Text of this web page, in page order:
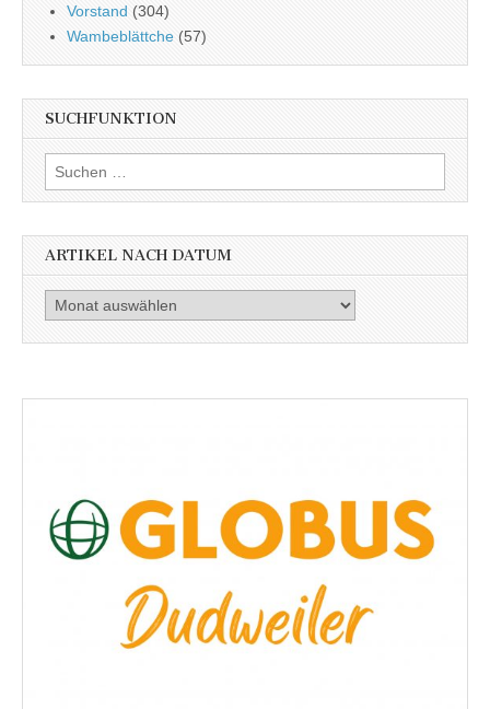
Vorstand (304)
Wambeblättche (57)
SUCHFUNKTION
Suchen
nach:
ARTIKEL NACH DATUM
Artikel
nach